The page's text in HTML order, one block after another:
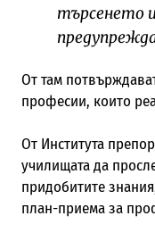
търсенето
От там
професии, които
От Института
училищата да
придобитите
план-приема за